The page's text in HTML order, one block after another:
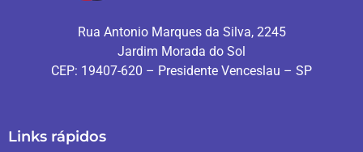
Rua Antonio Marques da Silva, 2245
Jardim Morada do Sol
CEP: 19407-620 – Presidente Venceslau – SP
Links rápidos